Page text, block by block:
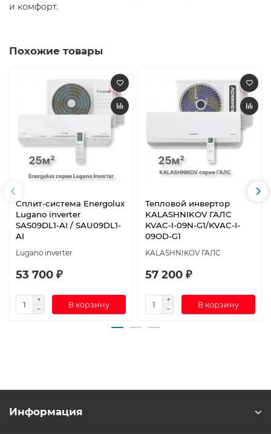
и комфорт.​
Похожие товары
Сплит-система Energolux
Lugano inverter
SAS09DL1-AI / SAU09DL1-
AI
Lugano inverter
53 700 ₽
В корзину
Тепловой инвертор
KALASHNIKOV ГАЛС
KVAC-I-09N-G1/KVAC-I-
09OD-G1
KALASHNIKOV ГАЛС
57 200 ₽
В корзину
Информация